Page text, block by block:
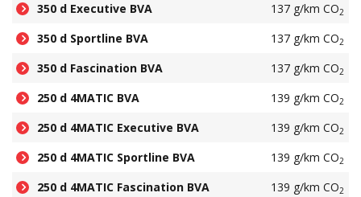
350 d Executive BVA 137 g/km CO2
350 d Sportline BVA 137 g/km CO2
350 d Fascination BVA 137 g/km CO2
250 d 4MATIC BVA 139 g/km CO2
250 d 4MATIC Executive BVA 139 g/km CO2
250 d 4MATIC Sportline BVA 139 g/km CO2
250 d 4MATIC Fascination BVA 139 g/km CO2